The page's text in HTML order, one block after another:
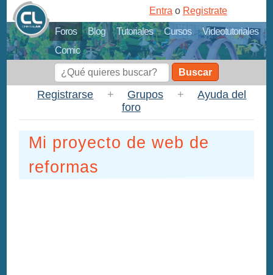
Foros Blog Tutoriales Cursos
Videotutoriales
Comic
Entra o Registrate
Buscar
Registrarse + Grupos +
Ayuda del
foro
Mi proyecto de web de
reformas